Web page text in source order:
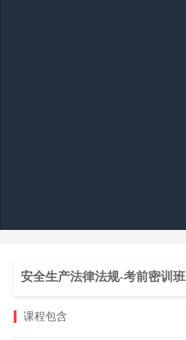
安全生产法律法规-考前密训班
课程包含